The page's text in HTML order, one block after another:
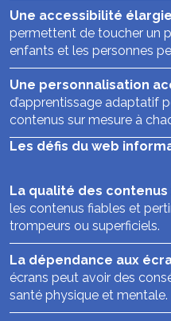
Une accessibilité
permettent de toucher un
enfants et les personnes
Une personnalisation
d’apprentissage adaptatif
contenus sur mesure à
Les défis du web
La qualité des contenus
les contenus fiables et
trompeurs ou superficiels.
La dépendance aux
écrans peut avoir des
santé physique et mentale.